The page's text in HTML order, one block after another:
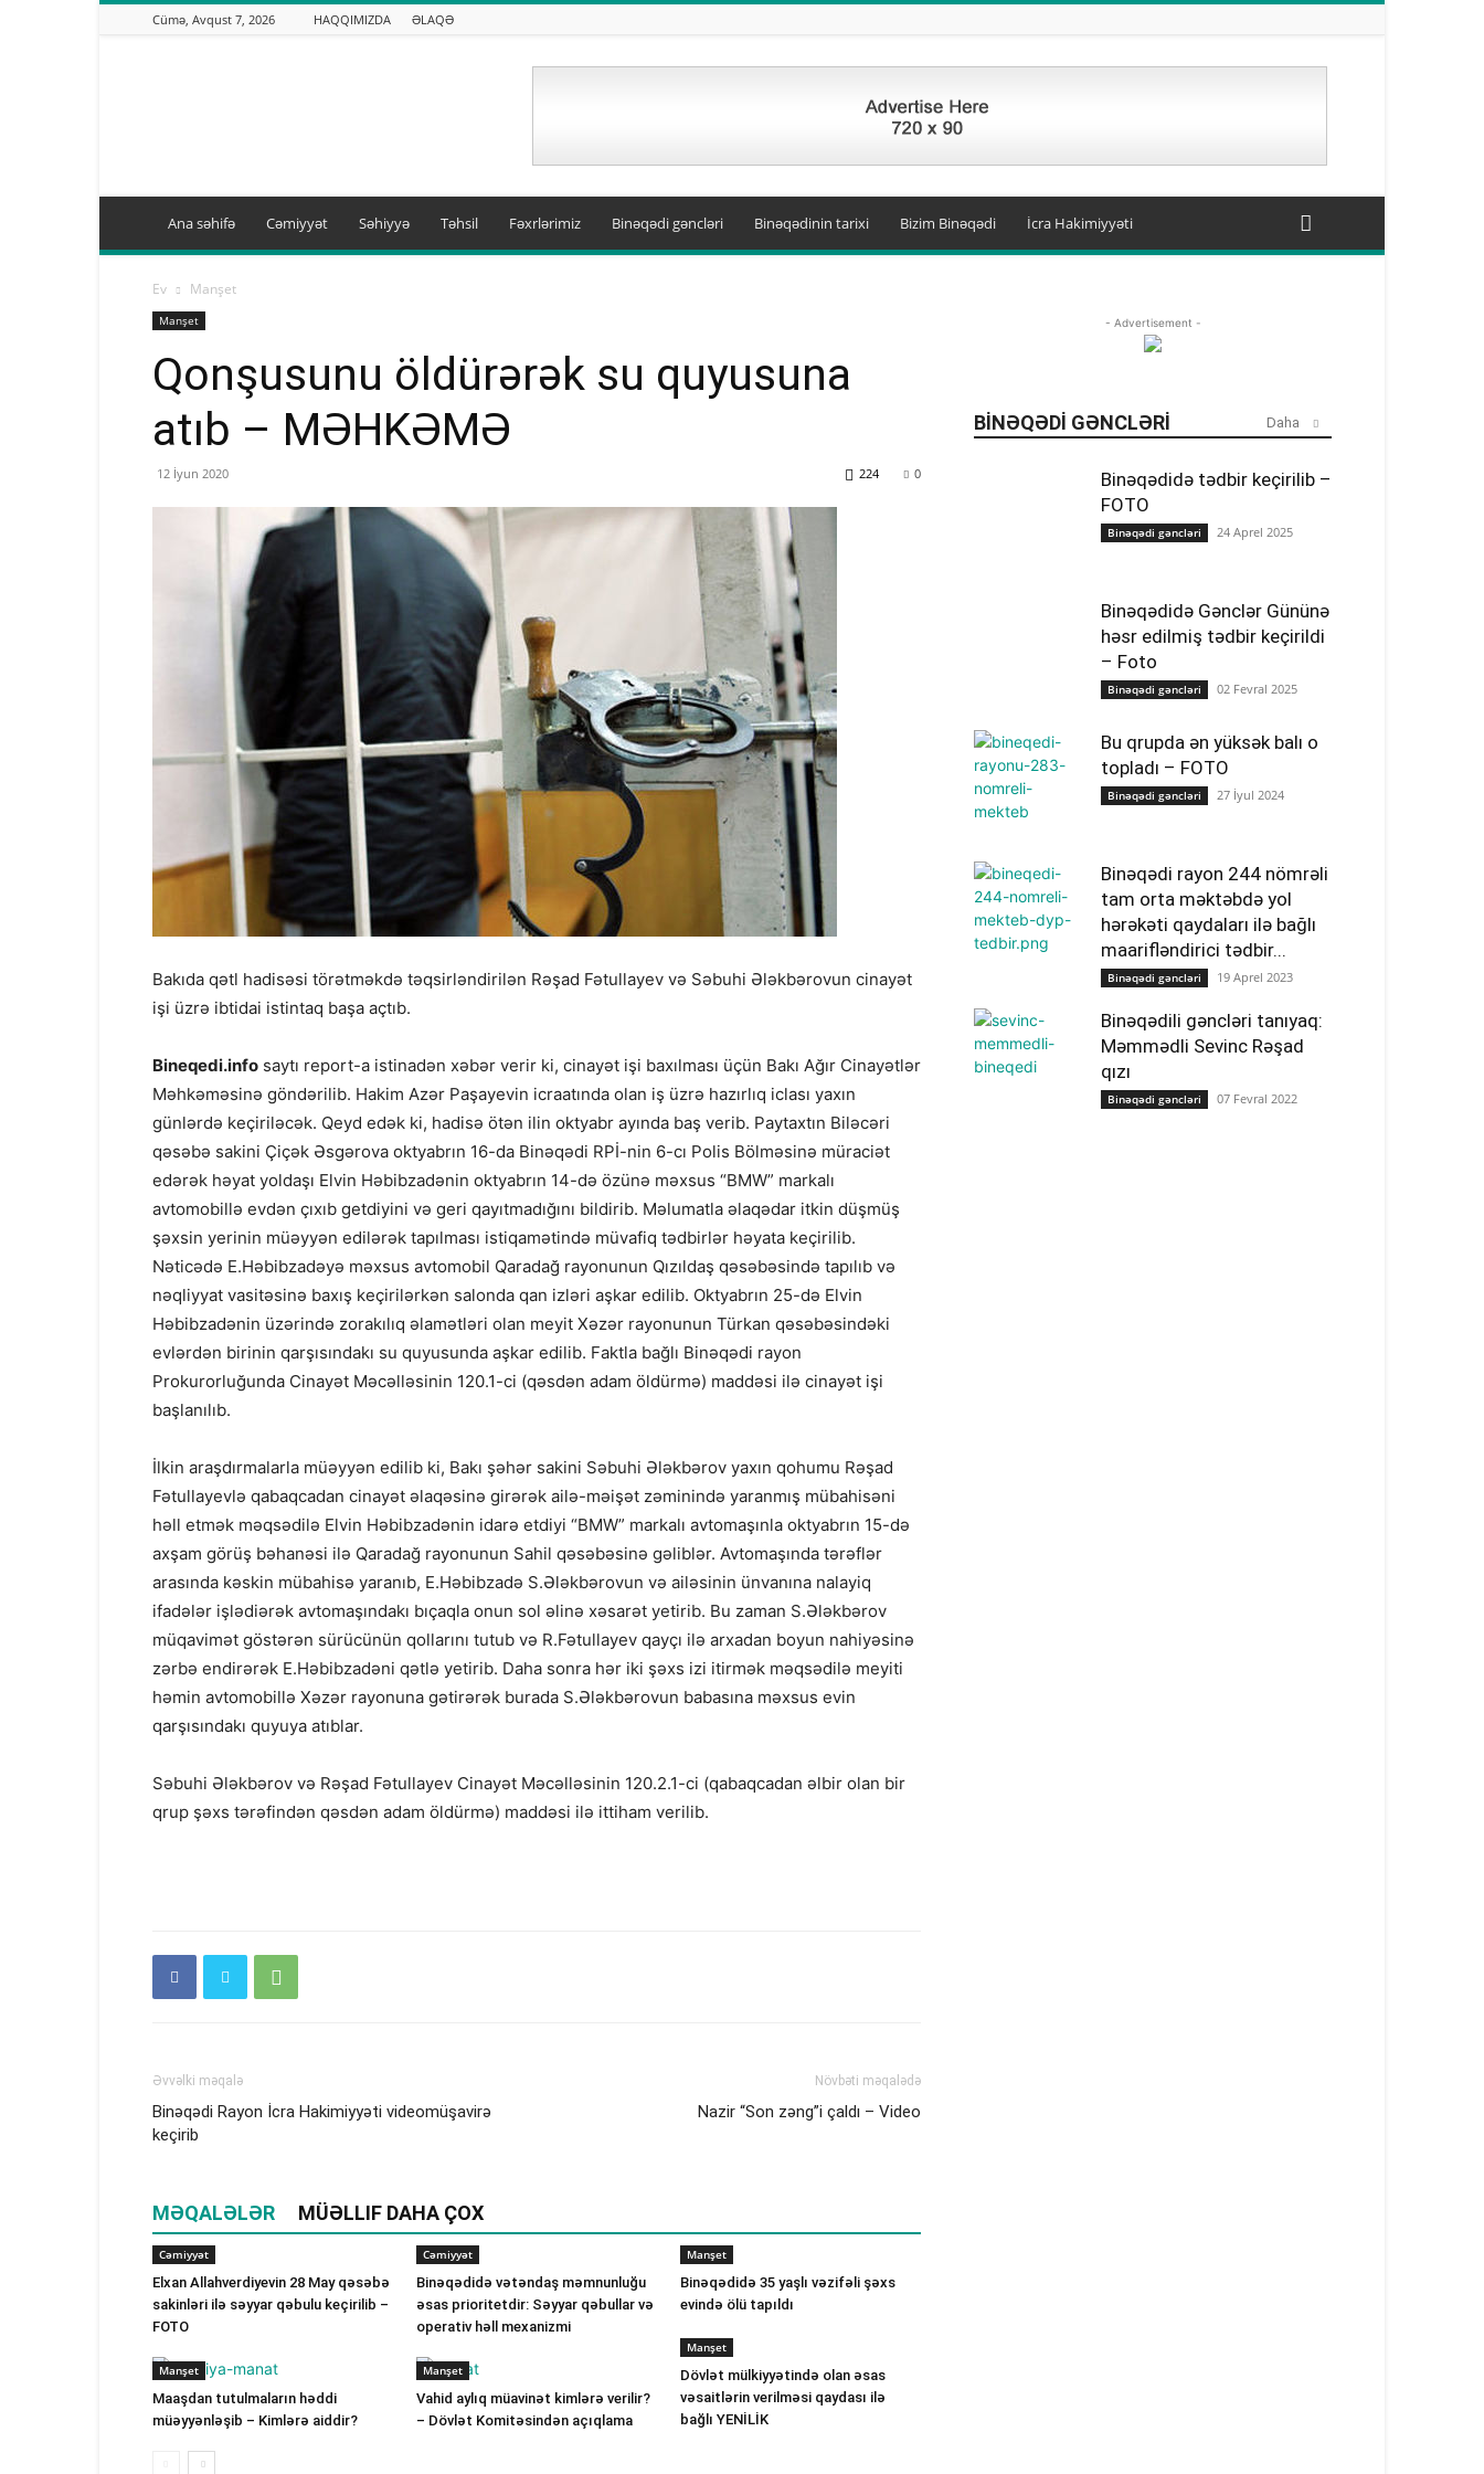
Cümə, Avqust 7, 2026 HAQQIMIZDA ƏLAQƏ
Ana səhifə Cəmiyyət Səhiyyə Təhsil Fəxrlərimiz Binəqədi gəncləri Binəqədinin tarixi Bizim Binəqədi İcra Hakimiyyəti
Ev Manşet
Manşet
Qonşusunu öldürərək su quyusuna
atıb – MƏHKƏMƏ
12 İyun 2020 0
224
Bakıda qətl hadisəsi törətməkdə təqsirləndirilən Rəşad Fətullayev və Səbuhi Ələkbərovun cinayət
işi üzrə ibtidai istintaq başa açtıb.
Bineqedi.info saytı report-a istinadən xəbər verir ki, cinayət işi baxılması üçün Bakı Ağır Cinayətlər
Məhkəməsinə göndərilib. Hakim Azər Paşayevin icraatında olan iş üzrə hazırlıq iclası yaxın
günlərdə keçiriləcək. Qeyd edək ki, hadisə ötən ilin oktyabr ayında baş verib. Paytaxtın Biləcəri
qəsəbə sakini Çiçək Əsgərova oktyabrın 16-da Binəqədi RPİ-nin 6-cı Polis Bölməsinə müraciət
edərək həyat yoldaşı Elvin Həbibzadənin oktyabrın 14-də özünə məxsus “BMW” markalı
avtomobillə evdən çıxıb getdiyini və geri qayıtmadığını bildirib. Məlumatla əlaqədar itkin düşmüş
şəxsin yerinin müəyyən edilərək tapılması istiqamətində müvafiq tədbirlər həyata keçirilib.
Nəticədə E.Həbibzadəyə məxsus avtomobil Qaradağ rayonunun Qızıldaş qəsəbəsində tapılıb və
nəqliyyat vasitəsinə baxış keçirilərkən salonda qan izləri aşkar edilib. Oktyabrın 25-də Elvin
Həbibzadənin üzərində zorakılıq əlamətləri olan meyit Xəzər rayonunun Türkan qəsəbəsindəki
evlərdən birinin qarşısındakı su quyusunda aşkar edilib. Faktla bağlı Binəqədi rayon
Prokurorluğunda Cinayət Məcəlləsinin 120.1-ci (qəsdən adam öldürmə) maddəsi ilə cinayət işi
başlanılıb.
İlkin araşdırmalarla müəyyən edilib ki, Bakı şəhər sakini Səbuhi Ələkbərov yaxın qohumu Rəşad
Fətullayevlə qabaqcadan cinayət əlaqəsinə girərək ailə-məişət zəminində yaranmış mübahisəni
həll etmək məqsədilə Elvin Həbibzadənin idarə etdiyi “BMW” markalı avtomaşınla oktyabrın 15-də
axşam görüş bəhanəsi ilə Qaradağ rayonunun Sahil qəsəbəsinə gəliblər. Avtomaşında tərəflər
arasında kəskin mübahisə yaranıb, E.Həbibzadə S.Ələkbərovun və ailəsinin ünvanına nalayiq
ifadələr işlədiərək avtomaşındakı bıçaqla onun sol əlinə xəsarət yetirib. Bu zaman S.Ələkbərov
müqavimət göstərən sürücünün qollarını tutub və R.Fətullayev qayçı ilə arxadan boyun nahiyəsinə
zərbə endirərək E.Həbibzadəni qətlə yetirib. Daha sonra hər iki şəxs izi itirmək məqsədilə meyiti
həmin avtomobillə Xəzər rayonuna gətirərək burada S.Ələkbərovun babasına məxsus evin
qarşısındakı quyuya atıblar.
Səbuhi Ələkbərov və Rəşad Fətullayev Cinayət Məcəlləsinin 120.2.1-ci (qabaqcadan əlbir olan bir
qrup şəxs tərəfindən qəsdən adam öldürmə) maddəsi ilə ittiham verilib.
Əvvəlki məqalə
Binəqədi Rayon İcra Hakimiyyəti videomüşavirə
keçirib
Növbəti məqalədə
Nazir “Son zəng”i çaldı – Video
MƏQALƏLƏR MÜƏLLIF DAHA ÇOX
Cəmiyyət
Elxan Allahverdiyevin 28 May qəsəbə
sakinləri ilə səyyar qəbulu keçirilib –
FOTO
Cəmiyyət
Binəqədidə vətəndaş məmnunluğu
əsas prioritetdir: Səyyar qəbullar və
operativ həll mexanizmi
Manşet
Binəqədidə 35 yaşlı vəzifəli şəxs
evində ölü tapıldı
Manşet
Maaşdan tutulmaların həddi
müəyyənləşib – Kimlərə aiddir?
Manşet
Vahid aylıq müavinət kimlərə verilir?
– Dövlət Komitəsindən açıqlama
Manşet
Dövlət mülkiyyətində olan əsas
vəsaitlərin verilməsi qaydası ilə
bağlı YENİLİK
- Advertisement -
BINƏQƏDI GƏNCLƏRI Daha
Binəqədidə tədbir keçirilib –
FOTO
Binəqədi gəncləri 24 Aprel 2025
Binəqədidə Gənclər Gününə
həsr edilmiş tədbir keçirildi
– Foto
Binəqədi gəncləri 02 Fevral 2025
Bu qrupda ən yüksək balı o
topladı – FOTO
Binəqədi gəncləri 27 İyul 2024
Binəqədi rayon 244 nömrəli
tam orta məktəbdə yol
hərəkəti qaydaları ilə bağlı
maarifləndirici tədbir...
Binəqədi gəncləri 19 Aprel 2023
Binəqədili gəncləri tanıyaq:
Məmmədli Sevinc Rəşad
qızı
Binəqədi gəncləri 07 Fevral 2022